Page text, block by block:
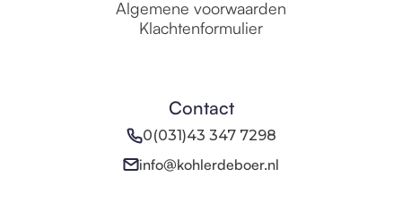
Algemene voorwaarden
Klachtenformulier
Contact
0(031)43 347 7298
info@kohlerdeboer.nl